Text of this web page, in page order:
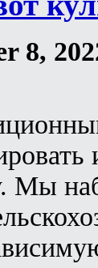
8,
Мы